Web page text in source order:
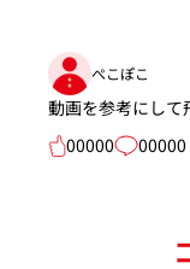
ぺこぽこ
動画を参考にして
00000
00000